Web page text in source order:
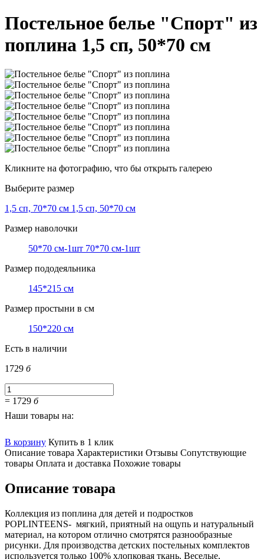
Постельное белье "Спорт" из
поплина 1,5 сп, 50*70 см
Кликните на фотографию, что бы открыть галерею
Выберите размер
1,5 сп, 70*70 см 1,5 сп, 50*70 см
Размер наволочки
50*70 см-1шт 70*70 см-1шт
Размер пододеяльника
145*215 см
Размер простыни в см
150*220 см
Есть в наличии
1729 б
= 1729 б
Наши товары на:
В корзину Купить в 1 клик
Описание товара Характеристики Отзывы Сопутствующие
товары Оплата и доставка Похожие товары
Описание товара
Коллекция из поплина для детей и подростков
POPLINTEENS- мягкий, приятный на ощупь и натуральный
материал, на котором отлично смотрятся разнообразные
рисунки. Для производства детских постельных комплектов
используется только 100% хлопковая ткань. Веселые,